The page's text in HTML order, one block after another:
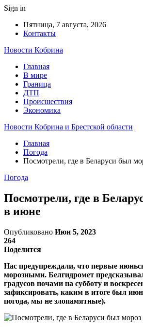
Sign in
Пятница, 7 августа, 2026
Контакты
Новости Кобрина
Главная
В мире
Граница
ДТП
Происшествия
Экономика
Новости Кобрина и Брестской области
Главная
Погода
Посмотрели, где в Беларуси был
Погода
Посмотрели, где в
в июне
Опубликовано Июн 5, 2023
264
Поделится
Нас предупреждали, что первые
морозными. Белгидромет
градусов ночами на субботу и
зафиксировать, каким в итоге был
погода, мы не злопамятные).